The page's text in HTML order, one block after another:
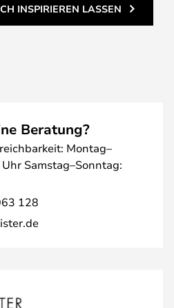
INSPIRIEREN LASSEN
Beratung?
Montag–
Samstag–Sonntag:
128